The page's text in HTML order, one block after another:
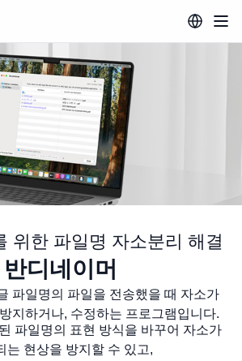
위한 파일명 자소분
위한 파일명 자소분리 해결
반디네이머
파일명의 파일을 전송했을 때 자소가
지하거나, 수정하는 프로그램입니다.
파일명의 표현 방식을 바꾸어 자소가
는 현상을 방지할 수 있고,